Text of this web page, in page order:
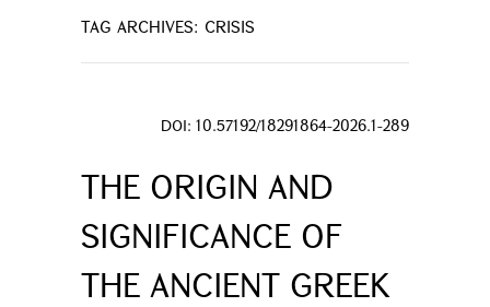
TAG ARCHIVES: CRISIS
DOI: 10.57192/18291864-2026.1-289
THE ORIGIN AND
SIGNIFICANCE OF
THE ANCIENT GREEK